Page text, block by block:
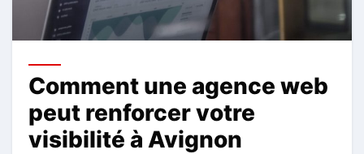
Comment une agence web
peut renforcer votre
visibilité à Avignon